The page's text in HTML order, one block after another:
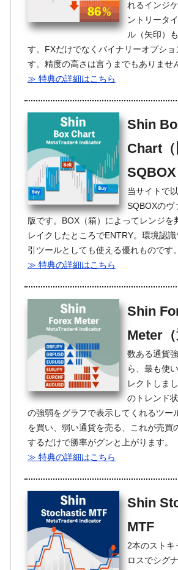
れるインジ
ントリータ
ル（矢印）
す。FXだけでなくバイナリーオプショ
す。精度の高さは言うまでもありませ
≫ 特典の詳細はこちら
Shin
Chart（
SQBOX
当サイトで
SQBOXのヴ
版です。BOX（箱）によってレンジを
レイクしたところでENTRY。環境認
引ツールとしても使える優れものです。
≫ 特典の詳細はこちら
Shin
Meter（
数ある通貨
ら、最も使
レクトしま
のトレンド
の強弱をグラフで表示してくれるツー
を買い、弱い通貨を売る、これが売買
するだけで勝率がグンと上がります。
≫ 特典の詳細はこちら
Shin
MTF
2本のストキ
ロスでシグ